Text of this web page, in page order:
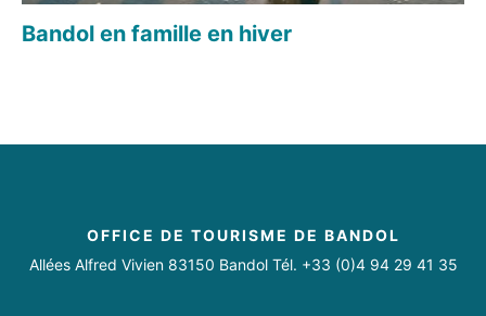
Bandol en famille en hiver
OFFICE DE TOURISME DE BANDOL
Allées Alfred Vivien 83150 Bandol Tél. +33 (0)4 94 29 41 35